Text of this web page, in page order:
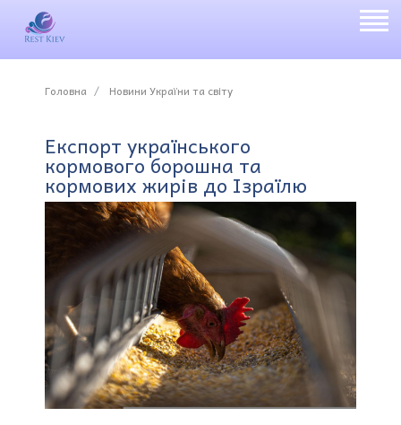
Головна Новини України та світу
Експорт українського
кормового борошна та
кормових жирів до Ізраїлю